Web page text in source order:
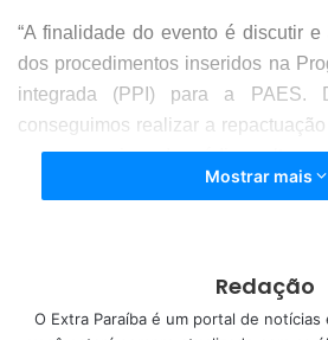
“A finalidade do evento é discutir
dos procedimentos inseridos na
integrada (PPI) para a PAES.
conseguimos realizar a
nossos serviços de média e alta
Tanto da parte ambulatorial
repasses que estavam locados
referências, e a partir de muito
Mostrar mais
Redação
O Extra Paraíba é um portal de